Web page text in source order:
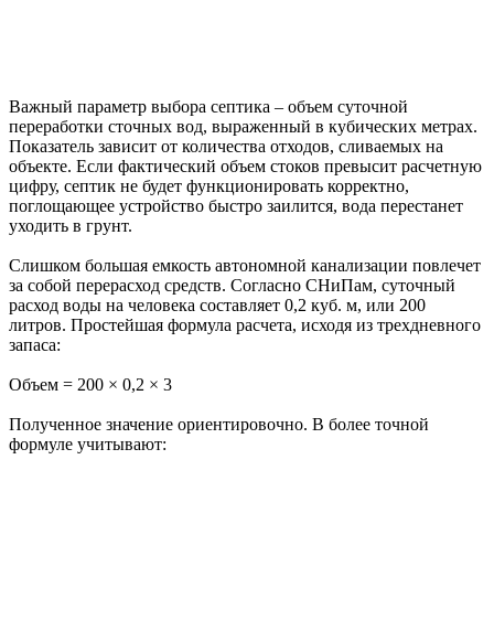
Важный параметр выбора септика – объем суточной
переработки сточных вод, выраженный в кубических метрах.
Показатель зависит от количества отходов, сливаемых на
объекте. Если фактический объем стоков превысит расчетную
цифру, септик не будет функционировать корректно,
поглощающее устройство быстро заилится, вода перестанет
уходить в грунт.
Слишком большая емкость автономной канализации повлечет
за собой перерасход средств. Согласно СНиПам, суточный
расход воды на человека составляет 0,2 куб. м, или 200
литров. Простейшая формула расчета, исходя из трехдневного
запаса:
Объем = 200 × 0,2 × 3
Полученное значение ориентировочно. В более точной
формуле учитывают: